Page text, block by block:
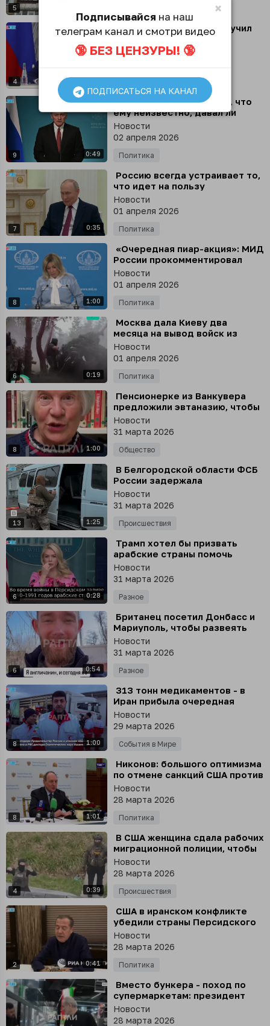
5
4 0:24
⁣ Дмитрий Медведев поручил
наладить работу по
противодействию
формированию этнических
Новости
9 0:49
⁣ Дмитрий Песков заявил, что
ему неизвестно, давал ли
Путин поручение ограничивать
VPN в России
Новости
02 апреля 2026
Политика
7 0:35
⁣ Россию всегда устраивает то,
что идет на пользу
армянскому народу, - Путин
Новости
01 апреля 2026
Политика
8 1:00
⁣ «Очередная пиар-акция»: МИД
России прокомментировал
новую уловку Зеленского -
пасхальное перемирие
Новости
01 апреля 2026
Политика
6 0:19
⁣ Москва дала Киеву два
месяца на вывод войск из
Донбасса, иначе условия
мирного договора изменятся,
заявил Зеленский
Новости
01 апреля 2026
Политика
8 1:00
⁣ Пенсионерке из Ванкувера
предложили эвтаназию, чтобы
избавиться от болей в спине
Новости
31 марта 2026
Общество
13 1:25
⁣ В Белгородской области ФСБ
России задержала
украинского шпиона
Новости
31 марта 2026
Происшествия
6 0:28
⁣ Трамп хотел бы призвать
арабские страны помочь
оплатить военные расходы, -
пресс-секретарь Белого дома
Ливитт
Новости
31 марта 2026
Разное
6 0:54
⁣ Британец посетил Донбасс и
Мариуполь, чтобы развеять
западные мифы о жизни в
новых субъектах РФ
Новости
31 марта 2026
Разное
8 1:00
⁣ 313 тонн медикаментов - в
Иран прибыла очередная
партия гуманитарной помощи
от России
Новости
29 марта 2026
События в Мире
8 1:01
⁣ Никонов: большого оптимизма
по отмене санкций США против
России нет
Новости
28 марта 2026
Политика
4 0:39
⁣ В США женщина сдала рабочих
миграционной полиции, чтобы
не отдавать им 10 000
долларов за работу
Новости
28 марта 2026
Происшествия
2 0:41
⁣ США в иранском конфликте
убедили страны Персидского
залива, что они защищают
только себя и Израиль
Новости
28 марта 2026
Политика
⁣ Вместо бункера - поход по
супермаркетам: президент
Ирана Масуд Пезешкиан лично
вышел к жителям Тегерана,
Новости
28 марта 2026
×
Подписывайся на наш
телеграм канал и смотри видео
🔞 БЕЗ ЦЕНЗУРЫ! 🔞
ПОДПИСАТЬСЯ НА КАНАЛ